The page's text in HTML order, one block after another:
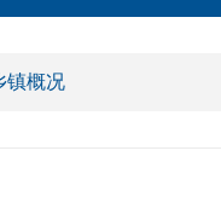
镇概况